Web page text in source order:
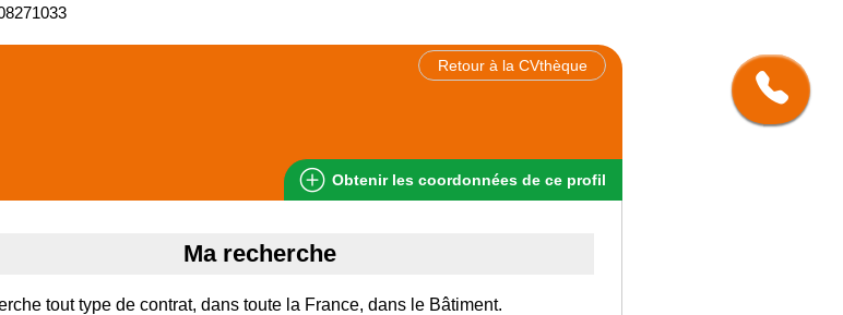
Retour à la CVthèque
Obtenir les coordonnées de ce profil
Ma recherche
tout type de contrat, dans toute la France, dans le Bâtiment.